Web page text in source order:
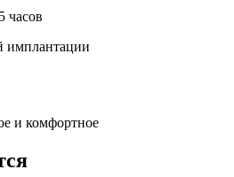
часов
имплантации
и комфортное